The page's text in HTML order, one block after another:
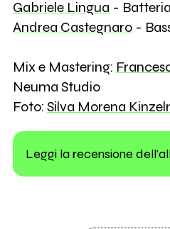
Gabriele Lingua - Batteria
Andrea Castegnaro-
Mix e Mastering:
Neuma Studio
Foto: Silva Morena
Leggi la recensione